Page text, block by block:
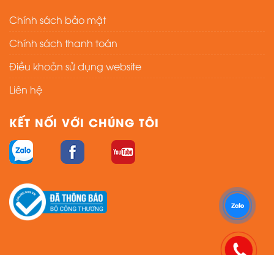
Chính sách bảo mật
Chính sách thanh toán
Điều khoản sử dụng website
Liên hệ
KẾT NỐI VỚI CHÚNG TÔI